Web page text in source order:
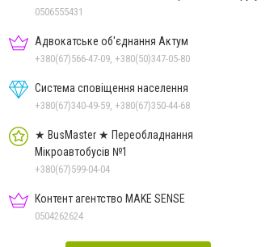
Дон.обл.
0506555431
Адвокатське об'єднання Актум
+380(67)566-47-09, +380(50)347-05-80
Система сповіщення населення
+380(67)340-49-59, +380(67)350-44-68
★ BusMaster ★ Переобладнання
Мікроавтобусів №1
+380(67)599-04-04
Контент агентство MAKE SENSE
0504262624